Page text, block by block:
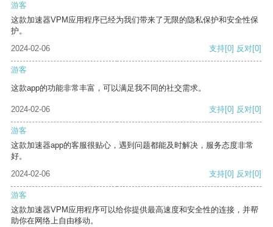
游客
这款加速器VPM应用程序已经为我们带来了无限的隐私保护和安全性保
护。
2024-02-06
支持[0] 反对[0]
游客
这款app的功能非常丰富，可以满足我不同的社交需求。
2024-02-06 支持[0] 反对[0]
游客
这款加速器app的客服很贴心，遇到问题都能及时解决，服务态度非常
好。
2024-02-06
支持[0] 反对[0]
游客
这款加速器VPM应用程序可以给你提供最高速度和安全性的连接，并帮
助你在网络上自由移动。